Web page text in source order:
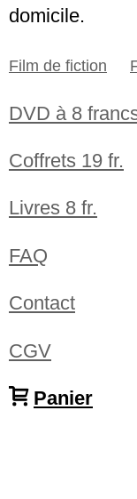
domicile.
Film de fiction
DVD à 8
Coffrets 19 fr.
Livres 8 fr.
FAQ
Contact
CGV
Panier